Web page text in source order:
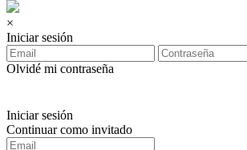
×
Iniciar sesión
Olvidé mi contraseña
Iniciar sesión
Continuar como invitado